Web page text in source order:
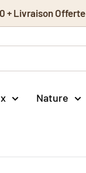
+ Livraison Offerte
Nature